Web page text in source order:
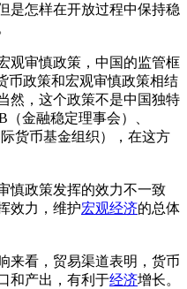
是怎样在开放过程中保持稳
观审慎政策，中国的监管框
币政策和宏观审慎政策相结
然，这个政策不是中国独特
金融稳定理事会）、
货币基金组织），在这方
慎政策发挥的效力不一致
效力，维护宏观经济的总体
来看，贸易渠道表明，货币
和产出，有利于经济增长。